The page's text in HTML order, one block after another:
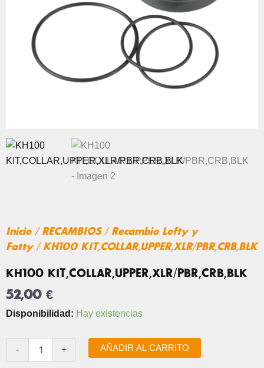
Inicio/ RECAMBIOS/ Recambio Lefty y
Fatty/ KH100 KIT,COLLAR,UPPER,XLR/PBR,CRB,BLK
KH100 KIT,COLLAR,UPPER,XLR/PBR,CRB,BLK
52,00 €
Disponibilidad: Hay existencias
-
KH100
+ AÑADIR AL CARRITO